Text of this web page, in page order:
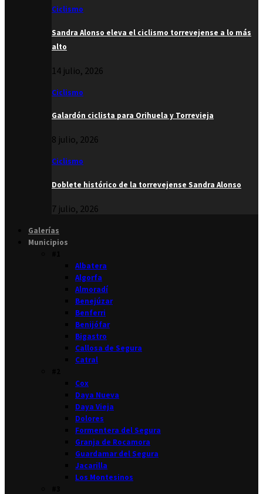
Ciclismo
Sandra Alonso eleva el ciclismo torrevejense a lo más
alto
14 julio, 2026
Ciclismo
Galardón ciclista para Orihuela y Torrevieja
8 julio, 2026
Ciclismo
Doblete histórico de la torrevejense Sandra Alonso
7 julio, 2026
Galerías
Municipios
Albatera
Algorfa
Almoradí
Benejúzar
Benferri
Benijófar
Bigastro
Callosa de Segura
Catral
Cox
Daya Nueva
Daya Vieja
Dolores
Formentera del Segura
Granja de Rocamora
Guardamar del Segura
Jacarilla
Los Montesinos